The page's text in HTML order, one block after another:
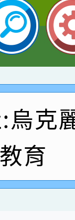
師、
小朗讀
園市中
獲教
世
獲社
O蜜、
展 國
師、
班張O
小朗
園市中
獲教
世
烏克
育